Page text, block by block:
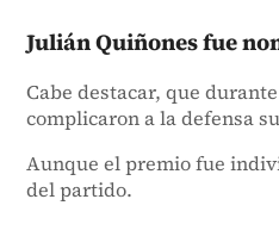
Julián Quiñones fue
Cabe destacar, que
complicaron a la defensa
Aunque el premio fue
del partido.